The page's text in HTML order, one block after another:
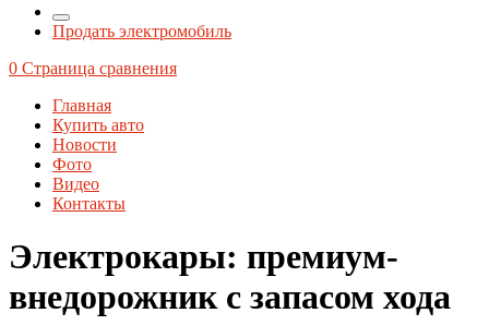
Продать электромобиль
0 Страница сравнения
Главная
Купить авто
Новости
Фото
Видео
Контакты
Электрокары: премиум-
внедорожник с запасом хода